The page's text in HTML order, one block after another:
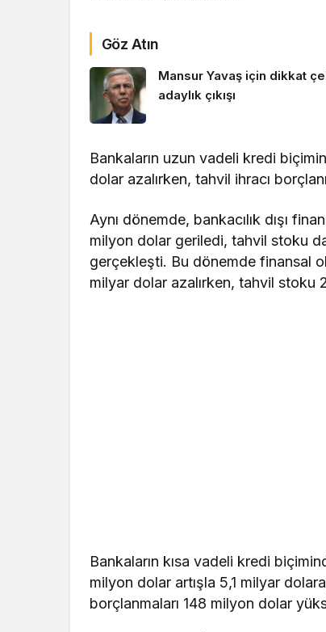
Göz Atın
Mansur Yavaş için dikkat
adaylık çıkışı
Bankaların uzun vadeli kredi
dolar azalırken, tahvil ihracı
Aynı dönemde, bankacılık dışı
milyon dolar geriledi, tahvil stoku
gerçekleşti. Bu dönemde finansal
milyar dolar azalırken, tahvil stoku
Bankaların kısa vadeli kredi
milyon dolar artışla 5,1 milyar
borçlanmaları 148 milyon dolar